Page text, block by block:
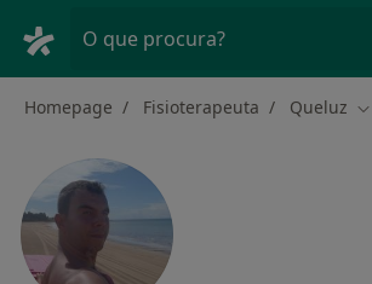
O que procura?
Homepage Fisioterapeuta Queluz